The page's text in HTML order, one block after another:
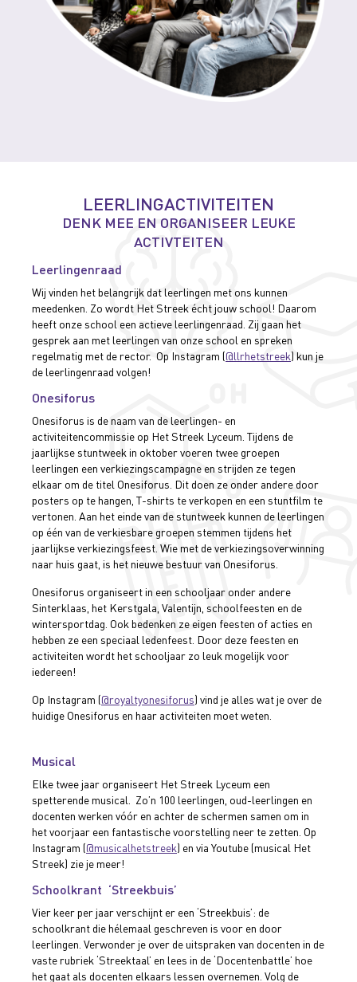
LEERLINGACTIVITEITEN
DENK MEE EN ORGANISEER LEUKE
ACTIVTEITEN
Leerlingenraad
Wij vinden het belangrijk dat leerlingen met ons kunnen
meedenken. Zo wordt Het Streek écht jouw school! Daarom
heeft onze school een actieve leerlingenraad. Zij gaan het
gesprek aan met leerlingen van onze school en spreken
regelmatig met de rector. Op Instagram (@llrhetstreek) kun je
de leerlingenraad volgen!
Onesiforus
Onesiforus is de naam van de leerlingen- en
activiteitencommissie op Het Streek Lyceum. Tijdens de
jaarlijkse stuntweek in oktober voeren twee groepen
leerlingen een verkiezingscampagne en strijden ze tegen
elkaar om de titel Onesiforus. Dit doen ze onder andere door
posters op te hangen, T-shirts te verkopen en een stuntfilm te
vertonen. Aan het einde van de stuntweek kunnen de leerlingen
op één van de verkiesbare groepen stemmen tijdens het
jaarlijkse verkiezingsfeest. Wie met de verkiezingsoverwinning
naar huis gaat, is het nieuwe bestuur van Onesiforus.
Onesiforus organiseert in een schooljaar onder andere
Sinterklaas, het Kerstgala, Valentijn, schoolfeesten en de
wintersportdag. Ook bedenken ze eigen feesten of acties en
hebben ze een speciaal ledenfeest. Door deze feesten en
activiteiten wordt het schooljaar zo leuk mogelijk voor
iedereen!
Op Instagram (@royaltyonesiforus) vind je alles wat je over de
huidige Onesiforus en haar activiteiten moet weten.
Musical
Elke twee jaar organiseert Het Streek Lyceum een
spetterende musical. Zo’n 100 leerlingen, oud-leerlingen en
docenten werken vóór en achter de schermen samen om in
het voorjaar een fantastische voorstelling neer te zetten. Op
Instagram (@musicalhetstreek) en via Youtube (musical Het
Streek) zie je meer!
Schoolkrant ‘Streekbuis’
Vier keer per jaar verschijnt er een ‘Streekbuis’: de
schoolkrant die hélemaal geschreven is voor en door
leerlingen. Verwonder je over de uitspraken van docenten in de
vaste rubriek ‘Streektaal’ en lees in de ‘Docentenbattle’ hoe
het gaat als docenten elkaars lessen overnemen. Volg de